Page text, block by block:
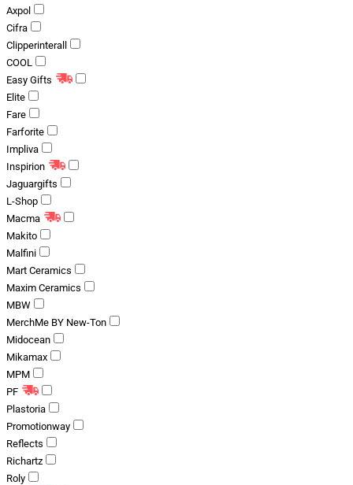
Axpol
Cifra
Clipperinterall
COOL
Easy Gifts
Elite
Fare
Farforite
Impliva
Inspirion
Jaguargifts
L-Shop
Macma
Makito
Malfini
Mart Ceramics
Maxim Ceramics
MBW
MerchMe BY New-Ton
Midocean
Mikamax
MPM
PF
Plastoria
Promotionway
Reflects
Richartz
Roly